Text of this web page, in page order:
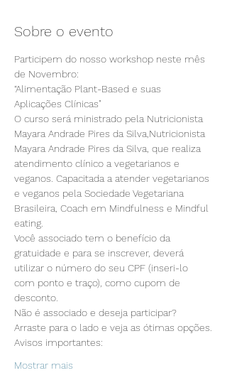
Sobre o evento
Participem do nosso workshop neste mês
de Novembro:
“Alimentação Plant-Based e suas
Aplicações Clínicas"
O curso será ministrado pela Nutricionista
Mayara Andrade Pires da Silva,Nutricionista
Mayara Andrade Pires da Silva, que realiza
atendimento clínico a vegetarianos e
veganos. Capacitada a atender vegetarianos
e veganos pela Sociedade Vegetariana
Brasileira, Coach em Mindfulness e Mindful
eating.
Você associado tem o benefício da
gratuidade e para se inscrever, deverá
utilizar o número do seu CPF (inseri-lo
com ponto e traço), como cupom de
desconto.
Não é associado e deseja participar?
Arraste para o lado e veja as ótimas opções.
Avisos importantes:
Mostrar mais